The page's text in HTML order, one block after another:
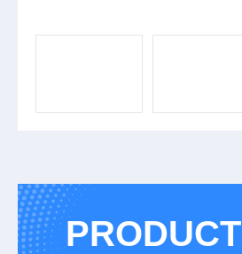
PRODUCT